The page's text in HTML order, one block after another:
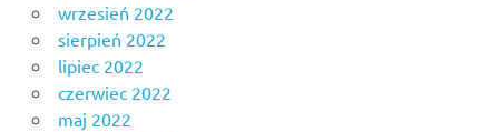
wrzesień 2022
sierpień 2022
lipiec 2022
czerwiec 2022
maj 2022